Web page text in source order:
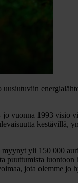
vuonna 1993 visio
kestävillä,
yli 150 000
puuttumista
jota olemme jo